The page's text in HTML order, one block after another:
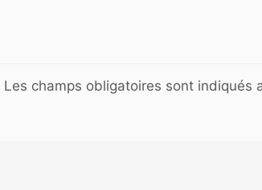
Les champs obligatoires sont indiqués